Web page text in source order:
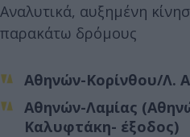
Αναλυτικά, αυξημένη
παρακάτω δρόμους
Αθηνών-Κορίνθου/Λ.
Αθηνών-Λαμίας
Καλυφτάκη- έξοδος)